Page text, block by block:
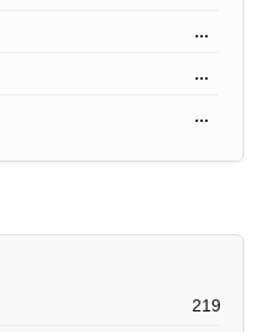
...
...
...
219